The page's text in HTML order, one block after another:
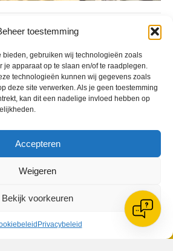
toestemming
bieden, gebruiken wij technologieën zoals
je apparaat op te slaan en/of te raadplegen.
technologieën kunnen wij gegevens zoals
deze site verwerken. Als je geen toestemming
kan dit een nadelige invloed hebben op
Accepteren
Weigeren
Bekijk voorkeuren
Privacybeleid
seizoen 2018-2019